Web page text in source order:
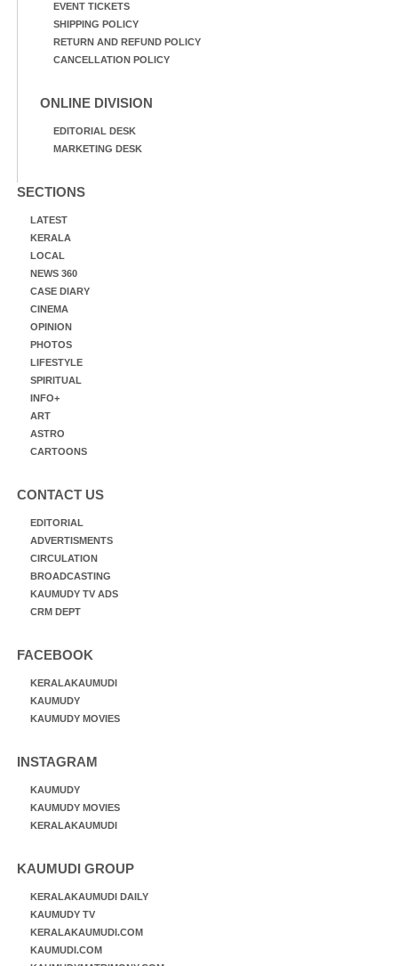
EVENT TICKETS
SHIPPING POLICY
RETURN AND REFUND POLICY
CANCELLATION POLICY
ONLINE DIVISION
EDITORIAL DESK
MARKETING DESK
SECTIONS
LATEST
KERALA
LOCAL
NEWS 360
CASE DIARY
CINEMA
OPINION
PHOTOS
LIFESTYLE
SPIRITUAL
INFO+
ART
ASTRO
CARTOONS
CONTACT US
EDITORIAL
ADVERTISMENTS
CIRCULATION
BROADCASTING
KAUMUDY TV ADS
CRM DEPT
FACEBOOK
KERALAKAUMUDI
KAUMUDY
KAUMUDY MOVIES
INSTAGRAM
KAUMUDY
KAUMUDY MOVIES
KERALAKAUMUDI
KAUMUDI GROUP
KERALAKAUMUDI DAILY
KAUMUDY TV
KERALAKAUMUDI.COM
KAUMUDI.COM